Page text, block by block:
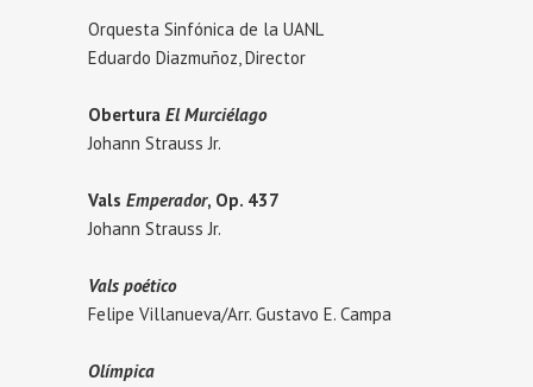
Orquesta Sinfónica de la UANL
Eduardo Diazmuñoz, Director
Obertura El Murciélago
Johann Strauss Jr.
Vals Emperador, Op. 437
Johann Strauss Jr.
Vals poético
Felipe Villanueva/Arr. Gustavo E. Campa
Olímpica